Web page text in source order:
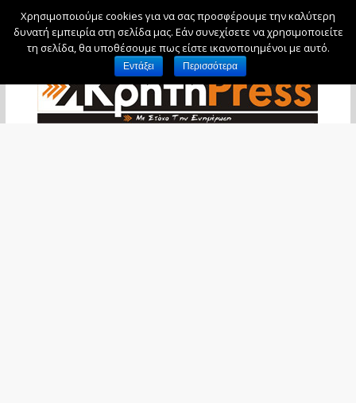
Κυριακή, 9 Αυγούστου, 2026
Χρησιμοποιούμε cookies για να σας προσφέρουμε την καλύτερη
δυνατή εμπειρία στη σελίδα μας. Εάν συνεχίσετε να χρησιμοποιείτε
τη σελίδα, θα υποθέσουμε πως είστε ικανοποιημένοι με αυτό.
Εντάξει Περισσότερα